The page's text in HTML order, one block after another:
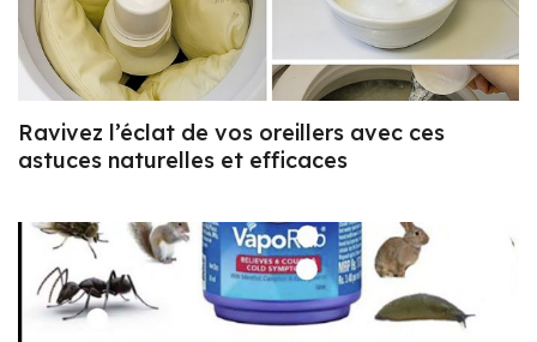
Ravivez l’éclat de vos oreillers avec ces
astuces naturelles et efficaces